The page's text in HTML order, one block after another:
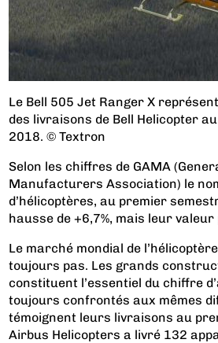
Le Bell 505 Jet Ranger X
des livraisons de Bell Helicopter
2018. © Textron
Selon les chiffres de GAMA
Manufacturers Association) le
d’hélicoptères, au premier
hausse de +6,7%, mais leur valeur
Le marché mondial de
toujours pas. Les grands
constituent l’essentiel du chiffre
toujours confrontés aux mêmes
témoignent leurs livraisons au
Airbus Helicopters a livré 132